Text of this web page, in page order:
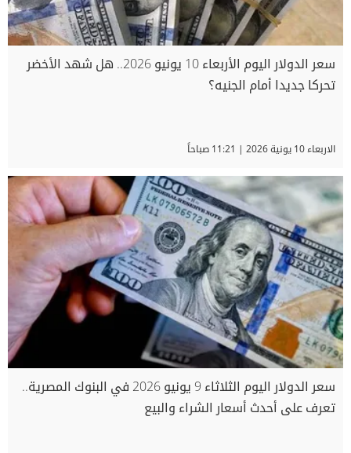
سعر الدولار اليوم الأربعاء 10 يونيو 2026.. هل شهد الأخضر
تحركا جديدا أمام الجنيه؟
الاربعاء 10 يونية 2026 | 11:21 صباحاً
سعر الدولار اليوم الثلاثاء 9 يونيو 2026 في البنوك المصرية..
تعرف على أحدث أسعار الشراء والبيع